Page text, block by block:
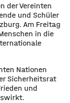
der Vereinten
und Schüler
Am Freitag
in die
Nationen
Sicherheitsrat
und